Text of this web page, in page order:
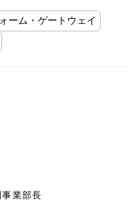
ーム・ゲートウェイ
業部長